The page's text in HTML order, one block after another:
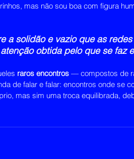
mas não sou boa com figura
a solidão e vazio que as
obtida pelo que se faz
raros encontros — compostos de
de falar e falar: encontros onde se
mas sim uma troca equilibrada,